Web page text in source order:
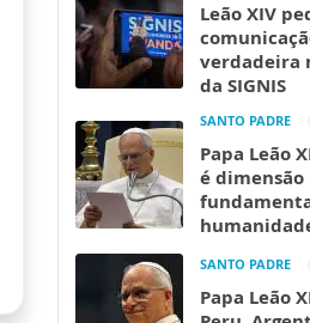
Leão XIV
verdadeira
da SIGNIS
SANTO PADRE
Papa Leão
é dimensão
SANTO PADRE
Papa Leão